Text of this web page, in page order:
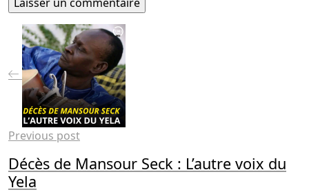
Previous post
Décès de Mansour Seck : L’autre voix du
Yela